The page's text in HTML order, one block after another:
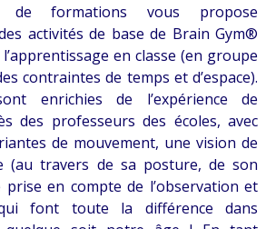
formations vous propose
activités de base de Brain Gym®
en classe (en groupe
contraintes de temps et d’espace).
enrichies de l’expérience de
des professeurs des écoles, avec
de mouvement, une vision de
(au travers de sa posture, de son
en compte de l’observation et
font toute la différence dans